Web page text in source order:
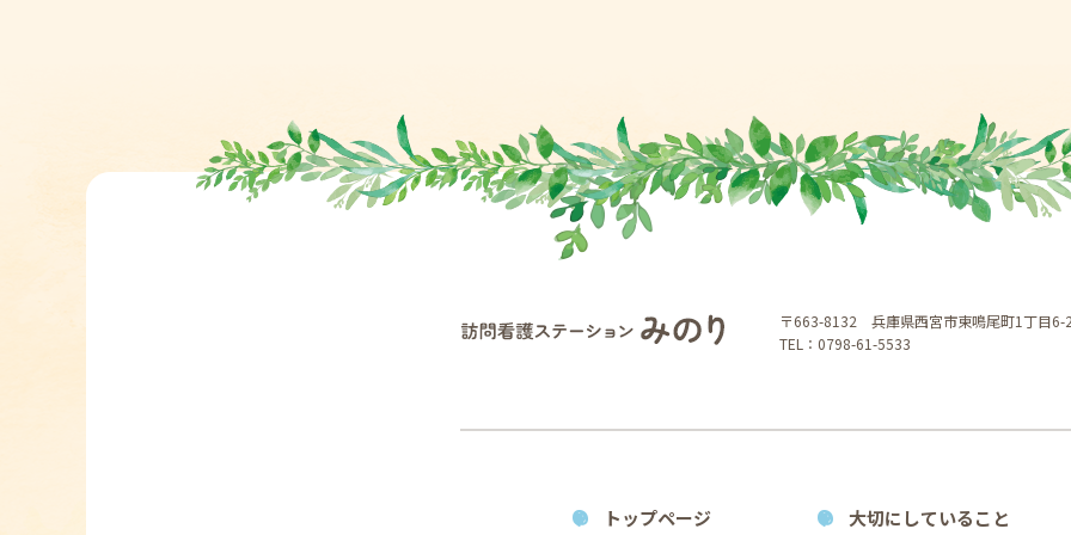
トップページ 大切にしていること
〒663-8132 兵庫県西宮市東鳴尾町1丁目6-
TEL：0798-61-5533